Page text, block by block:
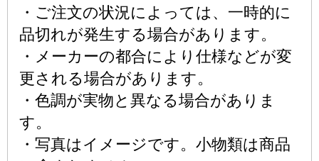
・ご注文の状況によっては、一時的に
品切れが発生する場合があります。
・メーカーの都合により仕様などが変
更される場合があります。
・色調が実物と異なる場合がありま
す。
・写真はイメージです。小物類は商品